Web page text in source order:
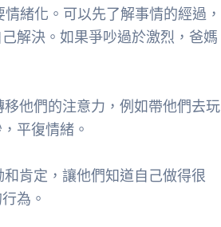
緒化。可以先了解事情的經過，
解決。如果爭吵過於激烈，爸媽
他們的注意力，例如帶他們去玩
平復情緒。
肯定，讓他們知道自己做得很
為。